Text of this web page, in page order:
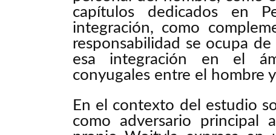
capítulos dedicados en
integración, como
responsabilidad se ocupa
esa integración en el
conyugales entre el hombre
En el contexto del estudio
como adversario principal